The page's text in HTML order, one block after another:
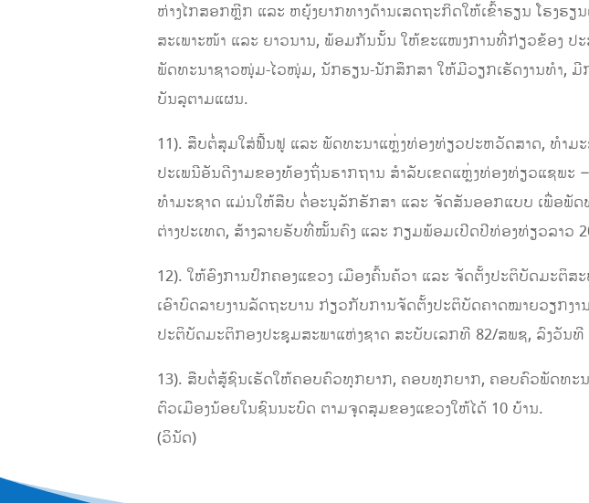
ຫ່າງໄກສອກຫຼີກ ແລະ ຫຍຸ້ງຍາກທາງດ້ານເສດຖະກິດໃຫ້ເຂົ້າຮຽນ ໂຮງຮ
ສະເພາະໜ້າ ແລະ ຍາວນານ, ພ້ອມກັນນັ້ນ ໃຫ້ຂະແໜງການທີ່ກ່ຽວຂ້ອງ
ພັດທະນາຊາວໜຸ່ມ-ໄວໜຸ່ມ, ນັກຮຽນ-ນັກສຶກສາ ໃຫ້ມີວຽກເຮັດງານທໍາ,
ບັນລຸຕາມແຜນ.
11). ສືບຕໍ່ສຸມໃສ່ຟື້ນຟູ ແລະ ພັດທະນາແຫຼ່ງທ່ອງທ່ຽວປະຫວັດສາດ, ທໍາມ
ປະເພນີອັນດີງາມຂອງທ້ອງຖິ່ນຮາກຖານ ສໍາລັບເຂດແຫຼ່ງທ່ອງທ່ຽວແຊພ
ທໍາມະຊາດ ແມ່ນໃຫ້ສືບ ຕໍ່ອະນຸລັກຮັກສາ ແລະ ຈັດສັນອອກແບບ ເພື່ອພັດ
ຕ່າງປະເທດ, ສ້າງລາຍຮັບທີ່ໝັ້ນຄົງ ແລະ ກຽມພ້ອມເປີດປີທ່ອງທ່ຽວລາວ
12). ໃຫ້ອົງການປົກຄອງແຂວງ ເມືອງຄົ້ນຄ້ວາ ແລະ ຈັດຕັ້ງປະຕິບັດມະຕິ
ເອົາບົດລາຍງານລັດຖະບານ ກ່ຽວກັບການຈັດຕັ້ງປະຕິບັດຄາດໝາຍວຽກ
ປະຕິບັດມະຕິກອງປະຊຸມສະພາແຫ່ງຊາດ ສະບັບເລກທີ 82/ສພຊ, ລົງວັນທີ
13). ສືບຕໍ່ສູ້ຊົນເຮັດໃຫ້ຄອບຄົວທຸກຍາກ, ຄອບທຸກຍາກ, ຄອບຄົວພັດທະນ
ຕົວເມືອງນ້ອຍໃນຊົນນະບົດ ຕາມຈຸດສຸມຂອງແຂວງໃຫ້ໄດ້ 10 ບ້ານ.
(ວິນັດ)